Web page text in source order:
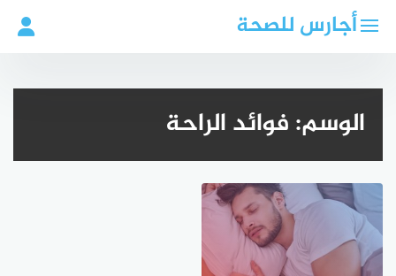
أجارس للصحة
الوسم:فوائد الراحة